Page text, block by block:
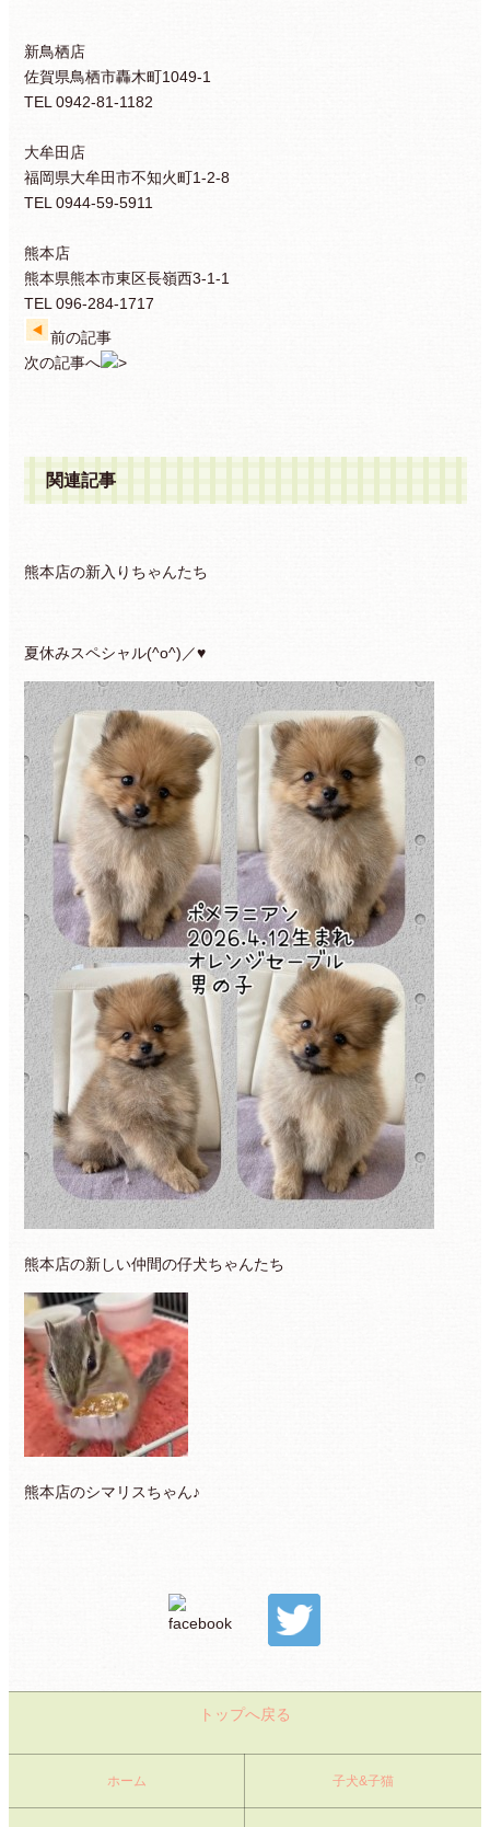
新鳥栖店
佐賀県鳥栖市轟木町1049-1
TEL 0942-81-1182
大牟田店
福岡県大牟田市不知火町1-2-8
TEL 0944-59-5911
熊本店
熊本県熊本市東区長嶺西3-1-1
TEL 096-284-1717
前の記事
次の記事へ
関連記事
熊本店の新入りちゃんたち
夏休みスペシャル(^o^)／♥
熊本店の新しい仲間の仔犬ちゃんたち
熊本店のシマリスちゃん♪
トップへ戻る
ホーム 子犬&子猫